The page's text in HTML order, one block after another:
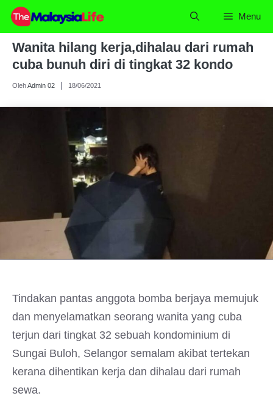
Skip
content
Menu
Wanita hilang kerja,dihalau dari rumah
cuba bunuh diri di tingkat 32 kondo
OlehAdmin 02 18/06/2021
Tindakan pantas anggota bomba berjaya memujuk
dan menyelamatkan seorang wanita yang cuba
terjun dari tingkat 32 sebuah kondominium di
Sungai Buloh, Selangor semalam akibat tertekan
kerana dihentikan kerja dan dihalau dari rumah
sewa.